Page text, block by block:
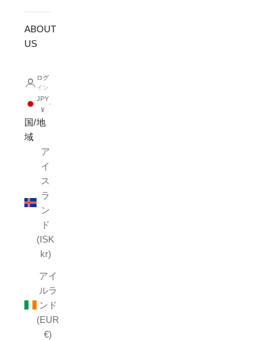
ABOUT
US
ログ
イン
JPY
¥
国/地
域
ア
イ
ス
ラ
ン
ド
(ISK
kr)
アイ
ルラ
ンド
(EUR
€)